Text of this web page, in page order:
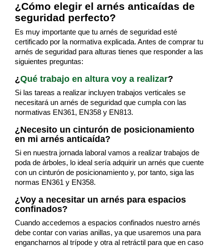
¿Cómo elegir el arnés anticaídas de
seguridad perfecto?
Es muy importante que tu arnés de seguridad esté
certificado por la normativa explicada. Antes de comprar tu
arnés de seguridad para alturas tienes que responder a las
siguientes preguntas:
¿Qué trabajo en altura voy a realizar?
Si las tareas a realizar incluyen trabajos verticales se
necesitará un arnés de seguridad que cumpla con las
normativas EN361, EN358 y EN813.
¿Necesito un cinturón de posicionamiento
en mi arnés anticaída?
Si en nuestra jornada laboral vamos a realizar trabajos de
poda de árboles, lo ideal sería adquirir un arnés que cuente
con un cinturón de posicionamiento y, por tanto, siga las
normas EN361 y EN358.
¿Voy a necesitar un arnés para espacios
confinados?
Cuando accedemos a espacios confinados nuestro arnés
debe contar con varias anillas, ya que usaremos una para
engancharnos al trípode y otra al retráctil para que en caso